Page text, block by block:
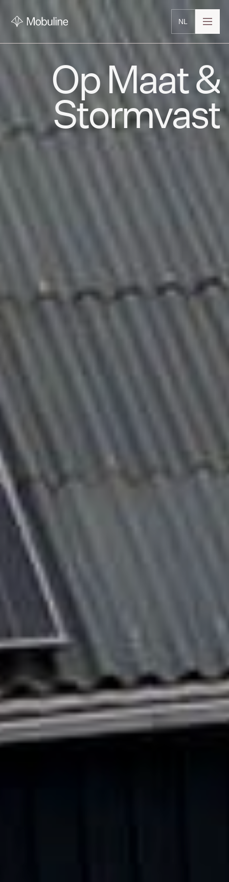
NL
Op Maat &
Stormvast